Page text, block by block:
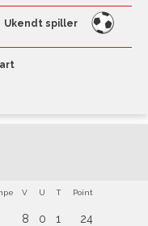
Ukendt spiller
V U T Point
8 0 1 24